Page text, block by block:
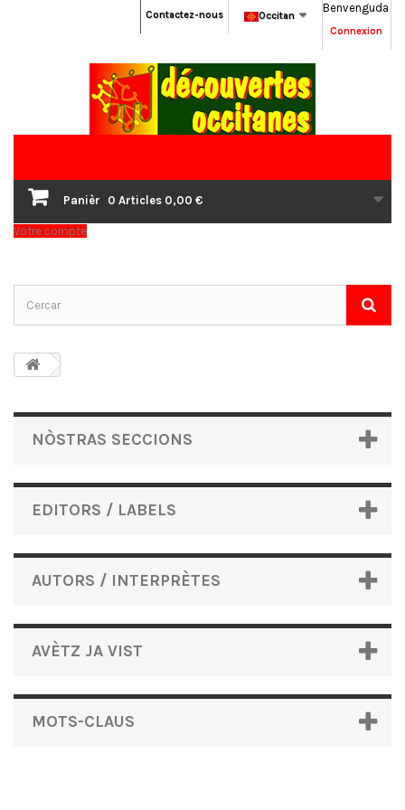
Benvenguda
Connexion
Occitan
Contactez-nous
Panièr 0 Articles 0,00 €
Votre compte
NÒSTRAS SECCIONS
EDITORS / LABELS
AUTORS / INTERPRÈTES
AVÈTZ JA VIST
MOTS-CLAUS